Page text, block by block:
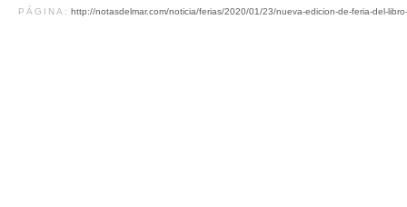
PÁGINA: http://notasdelmar.com/noticia/ferias/2020/01/23/nueva-edicion-de-feria-del-